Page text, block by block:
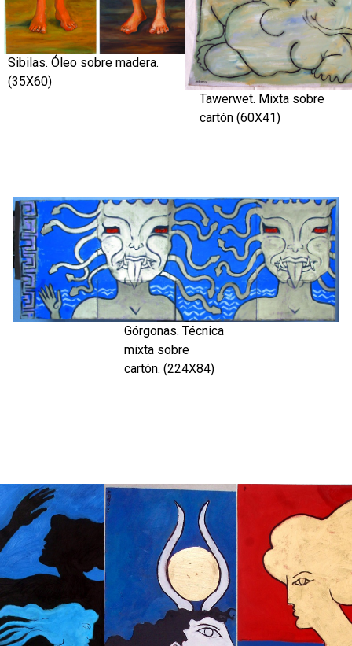
Sibilas. Óleo sobre madera.
(35X60)
Tawerwet. Mixta sobre
cartón (60X41)
Górgonas. Técnica
mixta sobre
cartón. (224X84)